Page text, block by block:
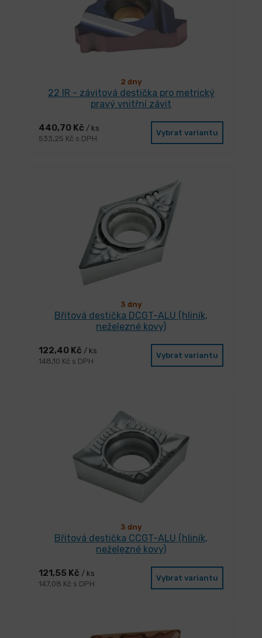
2 dny
22 IR - závitová destička pro metrický
pravý vnitřní závit
440,70 Kč / ks
533,25 Kč s DPH
Vybrat variantu
3 dny
Břitová destička DCGT-ALU (hliník,
neželezné kovy)
122,40 Kč / ks
148,10 Kč s DPH
Vybrat variantu
3 dny
Břitová destička CCGT-ALU (hliník,
neželezné kovy)
121,55 Kč / ks
147,08 Kč s DPH
Vybrat variantu